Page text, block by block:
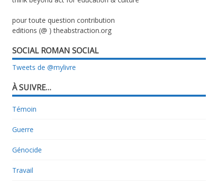
pour toute question contribution
editions (@ ) theabstraction.org
SOCIAL ROMAN SOCIAL
Tweets de @mylivre
À SUIVRE…
Témoin
Guerre
Génocide
Travail